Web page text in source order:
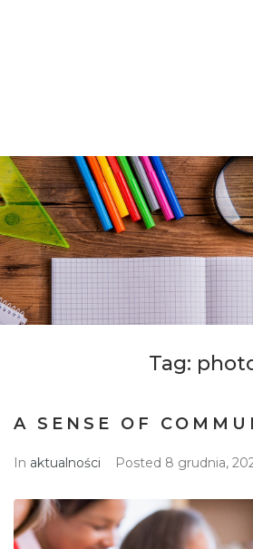
Tag:
A SENSE OF
In aktualności Posted 8 grudnia,